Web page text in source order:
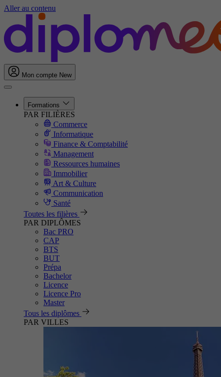
Aller au contenu
Mon compte New
Formations
PAR FILIÈRES
Commerce
Informatique
Finance & Comptabilité
Management
Ressources humaines
Immobilier
Art & Culture
Communication
Santé
Toutes les filières
PAR DIPLÔMES
Bac PRO
CAP
BTS
BUT
Prépa
Bachelor
Licence
Licence Pro
Master
Tous les diplômes
PAR VILLES